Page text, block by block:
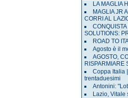
LA MAGLIA
MAGLIA JR
CORRI AL
SOLUTIONS:
ROAD TO
Agosto è il
AGOSTO,
RISPARMIARE
Coppa Italia
trentaduesimi
Antonini:
Lazio, Vitale